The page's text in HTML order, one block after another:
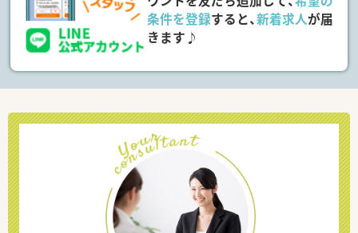
条件を登録すると、新着求人が届
きます♪